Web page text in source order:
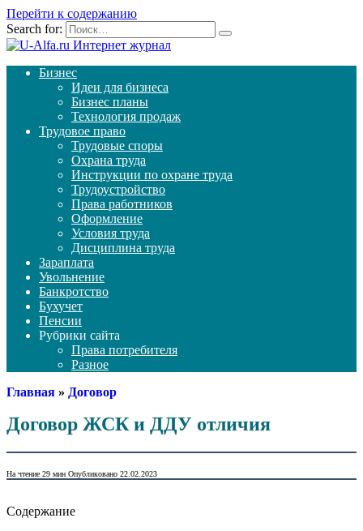
Перейти к содержанию
Search for:
Бизнес
Идеи для бизнеса
Бизнес планы
Технология продаж
Трудовое право
Трудовые споры
Охрана труда
Инструкции по охране труда
Трудоустройство
Права работников
Оформление
Условия труда
Дисциплина труда
Зараплата
Увольнение
Банкротство
Бухучет
Пенсии
Рубрики сайта
Права потребителя
Разное
Главная » Договор
Договор ЖСК и ДДУ отличия
На чтение 29 мин Опубликовано 22.02.2023
Содержание